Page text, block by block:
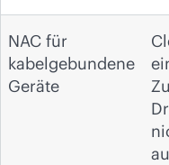
NAC für
kabelgebundene
Geräte